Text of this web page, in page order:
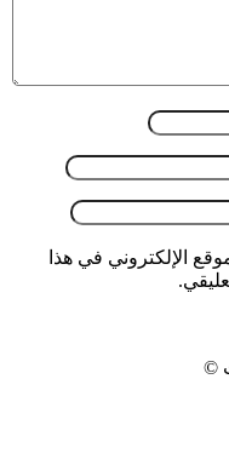
الإلكتروني في هذا
©